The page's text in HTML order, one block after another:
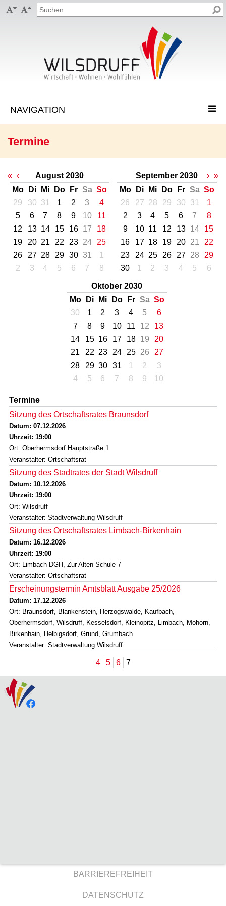
 
Termine
« ‹
August 2030
Mo
Di Mi Do Fr Sa So
29
30 31 1 2 3
4
5
6 7 8 9 10
11
12
13 14 15 16 17
18
19
20 21 22 23 24
25
26
27 28 29 30 31
1
2
3 4 5 6 7 8
September 2030
Mo
Di Mi Do Fr Sa So
26
27 28 29 30 31
1
2
3 4 5 6 7
8
9
10 11 12 13 14
15
16
17 18 19 20 21
22
23
24 25 26 27 28
29
30
1 2 3 4 5 6
Oktober 2030
Mo
Di Mi Do Fr Sa So
30
1 2 3 4 5
6
7
8 9 10 11 12
13
14
15 16 17 18 19
20
21
22 23 24 25 26
27
28
29 30 31 1 2
3
4
5 6 7 8 9 10
› »
Termine
Sitzung des Ortschaftsrates Braunsdorf
Datum: 07.12.2026
Uhrzeit: 19:00
Ort: Oberhermsdorf Hauptstraße 1
Veranstalter: Ortschaftsrat
Sitzung des Stadtrates der Stadt Wilsdruff
Datum: 10.12.2026
Uhrzeit: 19:00
Ort: Wilsdruff
Veranstalter: Stadtverwaltung Wilsdruff
Sitzung des Ortschaftsrates Limbach-Birkenhain
Datum: 16.12.2026
Uhrzeit: 19:00
Ort: Limbach DGH, Zur Alten Schule 7
Veranstalter: Ortschaftsrat
Erscheinungstermin Amtsblatt Ausgabe 25/2026
Datum: 17.12.2026
Ort: Braunsdorf, Blankenstein, Herzogswalde, Kaufbach,
Oberhermsdorf, Wilsdruff, Kesselsdorf, Kleinopitz, Limbach, Mohorn,
Birkenhain, Helbigsdorf, Grund, Grumbach
Veranstalter: Stadtverwaltung Wilsdruff
4 5 6 7
BARRIEREFREIHEIT
DATENSCHUTZ